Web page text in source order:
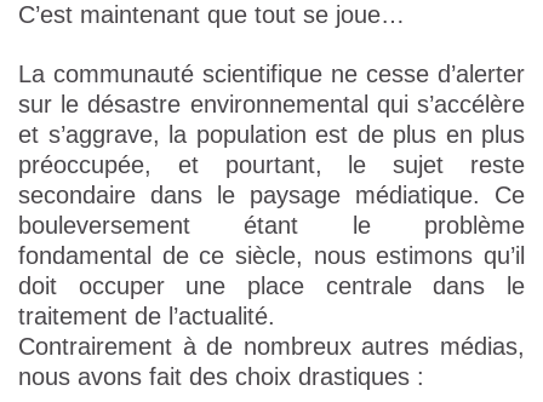
C’est maintenant que tout se joue…
La communauté scientifique ne cesse d’alerter
sur le désastre environnemental qui s’accélère
et s’aggrave, la population est de plus en plus
préoccupée, et pourtant, le sujet reste
secondaire dans le paysage médiatique. Ce
bouleversement étant le problème
fondamental de ce siècle, nous estimons qu’il
doit occuper une place centrale dans le
traitement de l’actualité.
Contrairement à de nombreux autres médias,
nous avons fait des choix drastiques :